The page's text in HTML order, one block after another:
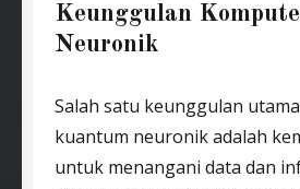
Keunggulan
Neuronik
Salah satu keunggulan
kuantum neuronik adalah
untuk menangani data dan